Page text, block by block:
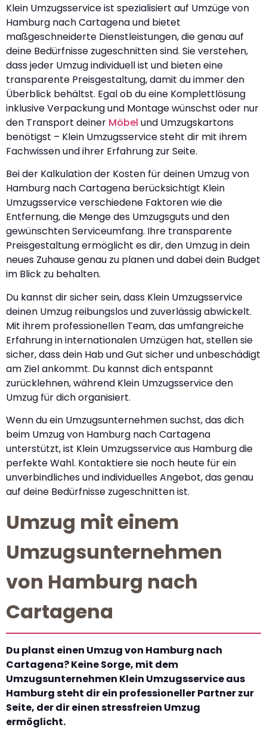
Klein Umzugsservice ist spezialisiert auf Umzüge von
Hamburg nach Cartagena und bietet
maßgeschneiderte Dienstleistungen, die genau auf
deine Bedürfnisse zugeschnitten sind. Sie verstehen,
dass jeder Umzug individuell ist und bieten eine
transparente Preisgestaltung, damit du immer den
Überblick behältst. Egal ob du eine Komplettlösung
inklusive Verpackung und Montage wünschst oder nur
den Transport deiner Möbel und Umzugskartons
benötigst – Klein Umzugsservice steht dir mit ihrem
Fachwissen und ihrer Erfahrung zur Seite.
Bei der Kalkulation der Kosten für deinen Umzug von
Hamburg nach Cartagena berücksichtigt Klein
Umzugsservice verschiedene Faktoren wie die
Entfernung, die Menge des Umzugsguts und den
gewünschten Serviceumfang. Ihre transparente
Preisgestaltung ermöglicht es dir, den Umzug in dein
neues Zuhause genau zu planen und dabei dein Budget
im Blick zu behalten.
Du kannst dir sicher sein, dass Klein Umzugsservice
deinen Umzug reibungslos und zuverlässig abwickelt.
Mit ihrem professionellen Team, das umfangreiche
Erfahrung in internationalen Umzügen hat, stellen sie
sicher, dass dein Hab und Gut sicher und unbeschädigt
am Ziel ankommt. Du kannst dich entspannt
zurücklehnen, während Klein Umzugsservice den
Umzug für dich organisiert.
Wenn du ein Umzugsunternehmen suchst, das dich
beim Umzug von Hamburg nach Cartagena
unterstützt, ist Klein Umzugsservice aus Hamburg die
perfekte Wahl. Kontaktiere sie noch heute für ein
unverbindliches und individuelles Angebot, das genau
auf deine Bedürfnisse zugeschnitten ist.
Umzug mit einem
Umzugsunternehmen
von Hamburg nach
Cartagena
Du planst einen Umzug von Hamburg nach
Cartagena? Keine Sorge, mit dem
Umzugsunternehmen Klein Umzugsservice aus
Hamburg steht dir ein professioneller Partner zur
Seite, der dir einen stressfreien Umzug
ermöglicht.